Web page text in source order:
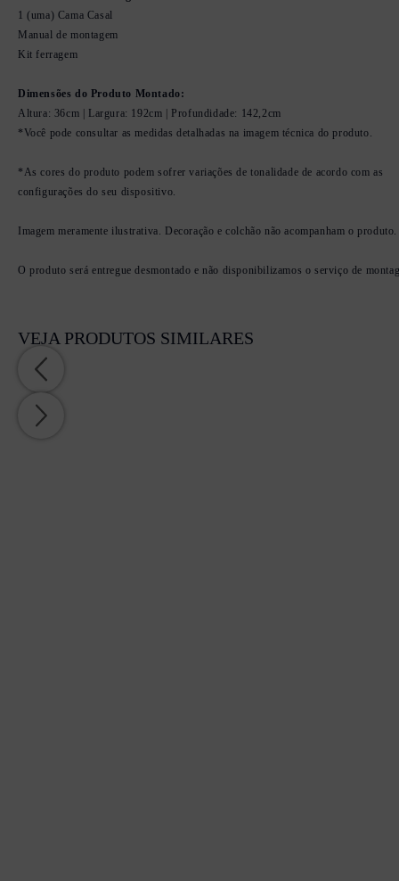
1 (uma) Cama Casal
Manual de montagem
Kit ferragem
Dimensões do Produto Montado:
Altura: 36cm | Largura: 192cm | Profundidade: 142,2cm
*Você pode consultar as medidas detalhadas na imagem técnica do produto.
*As cores do produto podem sofrer variações de tonalidade de acordo com as
configurações do seu dispositivo.
Imagem meramente ilustrativa. Decoração e colchão não acompanham o produto.
O produto será entregue desmontado e não disponibilizamos o serviço de
VEJA PRODUTOS SIMILARES